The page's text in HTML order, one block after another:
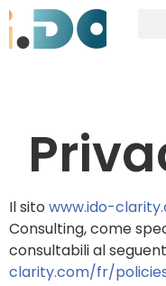
Il sito www.ido-
Consulting, come
consultabili al
clarity.com/fr/